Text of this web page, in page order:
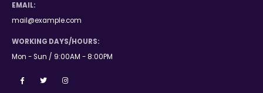
EMAIL:
mail@example.com
WORKING DAYS/HOURS:
Mon - Sun / 9:00AM - 8:00PM